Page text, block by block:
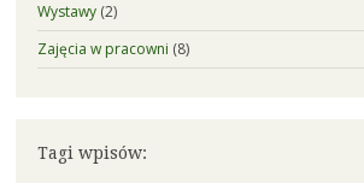
Wystawy(2)
Zajęcia w pracowni (8)
Tagi wpisów: